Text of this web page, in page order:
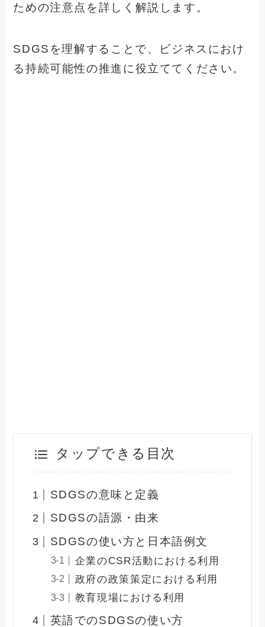
ための注意点を詳しく解説します。
SDGSを理解することで、ビジネスにおけ
る持続可能性の推進に役立ててください。
タップできる目次
SDGSの意味と定義
SDGSの語源・由来
SDGSの使い方と日本語例文
企業のCSR活動における利用
政府の政策策定における利用
教育現場における利用
英語でのSDGSの使い方